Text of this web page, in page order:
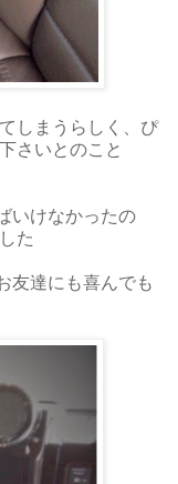
しまうらしく、ぴ
さいとのこと
いけなかったの
た
友達にも喜んでも